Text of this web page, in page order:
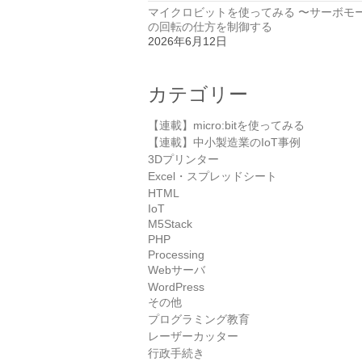
マイクロビットを使ってみる 〜サーボモ
の回転の仕方を制御する
2026年6月12日
カテゴリー
【連載】micro:bitを使ってみる
【連載】中小製造業のIoT事例
3Dプリンター
Excel・スプレッドシート
HTML
IoT
M5Stack
PHP
Processing
Webサーバ
WordPress
その他
プログラミング教育
レーザーカッター
行政手続き